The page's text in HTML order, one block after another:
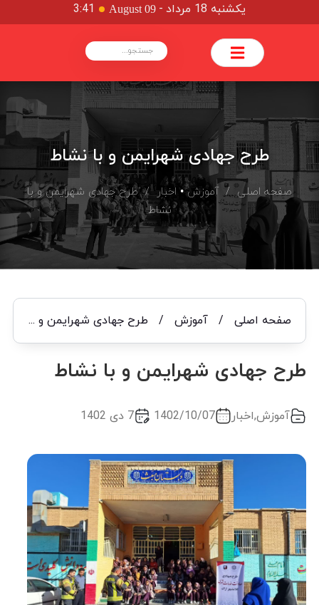
یکشنبه 18 مرداد -
August 09
3:41
طرح جهادی شهرایمن و با نشاط
صفحه اصلی /آموزش• اخبار/ طرح جهادی شهرایمن و با
نشاط
صفحه اصلی/ آموزش/ طرح جهادی شهرایمن و با نشاط
طرح جهادی شهرایمن و با نشاط
آموزش,اخبار 1402/10/07 7 دی 1402